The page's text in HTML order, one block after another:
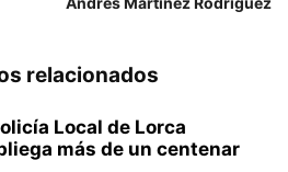
relacionados
Local de Lorca
más de un centenar